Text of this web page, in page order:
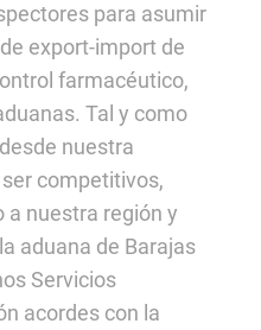
para asumir
export-import de
farmacéutico,
Tal y como
nuestra
competitivos,
a nuestra región y
aduana de Barajas
Servicios
acordes con la